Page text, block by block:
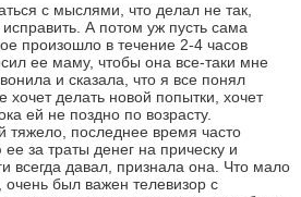
с мыслями, что делал не так,
А потом уж пусть сама
произошло в течение 2-4 часов
ее маму, чтобы она все-таки мне
и сказала, что я все понял
хочет делать новой попытки, хочет
ей не поздно по возрасту.
тяжело, последнее время часто
за траты денег на прическу и
всегда давал, признала она. Что мало
был важен телевизор с